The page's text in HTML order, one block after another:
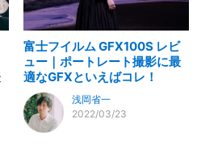
富士フイルム GFX100S レビ
ュー｜ポートレート撮影に最
適なGFXといえばコレ！
浅岡省一
2022/03/23